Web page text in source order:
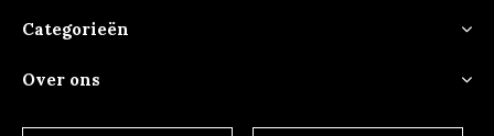
Categorieën
Over ons